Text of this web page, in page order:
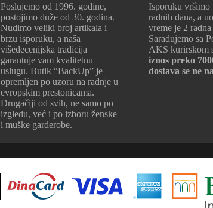
Poslujemo od 1996. godine,
postojimo duže od 30. godina.
Nudimo veliki broj artikala i
brzu isporuku, a naša
višedecenijska tradicija
garantuje vam kvalitetnu
uslugu. Butik “BackUp” je
opremljen po uzoru na radnje u
evropskim prestonicama.
Drugačiji od svih, ne samo po
izgledu, već i po izboru ženske
i muške garderobe.
Isporuku vršimo
radnih dana, a
vreme je 2 radna
Sarađujemo sa
AKS kurirskom
iznos preko
dostava se ne